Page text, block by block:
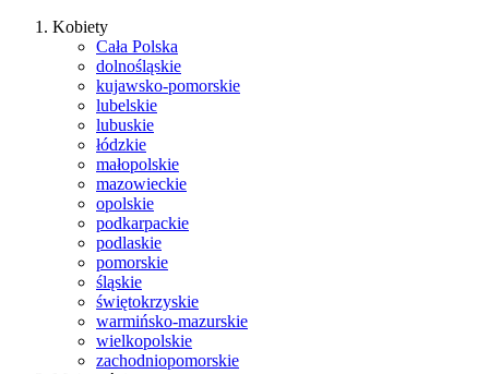
Kobiety
Cała Polska
dolnośląskie
kujawsko-pomorskie
lubelskie
lubuskie
łódzkie
małopolskie
mazowieckie
opolskie
podkarpackie
podlaskie
pomorskie
śląskie
świętokrzyskie
warmińsko-mazurskie
wielkopolskie
zachodniopomorskie